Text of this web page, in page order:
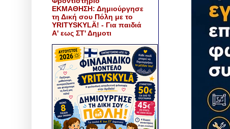
ΕΚΜΑΘΗΣΗ: Δημιούργησε
τη Δική σου Πόλη με το
YRITYSKYLÄ! - Για παιδιά
Α' εως ΣΤ' Δημοτι